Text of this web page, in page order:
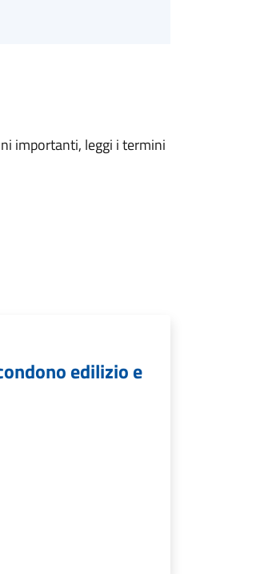
importanti, leggi i termini
edilizio e